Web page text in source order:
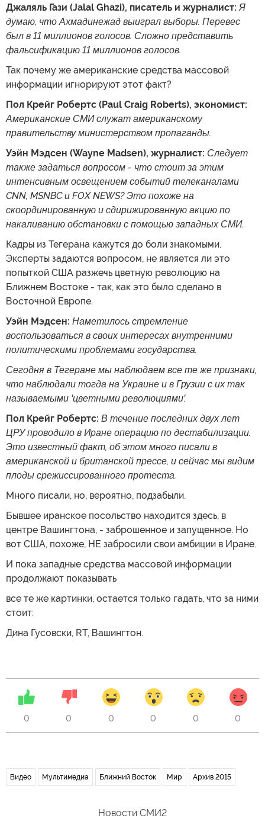
Джаляль Гази (Jalal Ghazi), писатель и журналист: Я
думаю, что Ахмадинежад выиграл выборы. Перевес
был в 11 миллионов голосов. Сложно представить
фальсификацию 11 миллионов голосов.
Так почему же американские средства массовой
информации игнорируют этот факт?
Пол Крейг Робертс (Paul Craig Roberts), экономист:
Американские СМИ служат американскому
правительству министерством пропаганды.
Уэйн Мэдсен (Wayne Madsen), журналист: Следует
также задаться вопросом - что стоит за этим
интенсивным освещением событий телеканалами
CNN, MSNBC и FOX NEWS? Это похоже на
скоординированную и сдирижированную акцию по
накаливанию обстановки с помощью западных СМИ.
Кадры из Тегерана кажутся до боли знакомыми.
Эксперты задаются вопросом, не является ли это
попыткой США разжечь цветную революцию на
Ближнем Востоке - так, как это было сделано в
Восточной Европе.
Уэйн Мэдсен: Наметилось стремление
воспользоваться в своих интересах внутренними
политическими проблемами государства.
Сегодня в Тегеране мы наблюдаем все те же признаки,
что наблюдали тогда на Украине и в Грузии с их так
называемыми 'цветными революциями'.
Пол Крейг Робертс: В течение последних двух лет
ЦРУ проводило в Иране операцию по дестабилизации.
Это известный факт, об этом много писали в
американской и британской прессе, и сейчас мы видим
плоды срежиссированного протеста.
Много писали, но, вероятно, подзабыли.
Бывшее иранское посольство находится здесь, в
центре Вашингтона, - заброшенное и запущенное. Но
вот США, похоже, НЕ забросили свои амбиции в Иране.
И пока западные средства массовой информации
продолжают показывать
все те же картинки, остается только гадать, что за ними
стоит:
Дина Гусовски, RT, Вашингтон.
0 0 0 0 0 0
Видео Мультимедиа Ближний Восток Мир Архив 2015
Новости СМИ2